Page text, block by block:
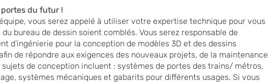
du futur !
vous serez appelé à utiliser votre expertise technique pour vous
du bureau de dessin soient comblés. Vous serez responsable de
d’ingénierie pour la conception de modèles 3D et des dessins
de répondre aux exigences des nouveaux projets, de la maintenance
de conception incluent : systèmes de portes des trains/ métros,
systèmes mécaniques et gabarits pour différents usages. Si vous